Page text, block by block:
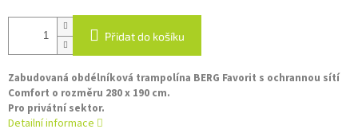
Přidat do košíku
Zabudovaná obdélníková trampolína BERG Favorit s ochrannou sítí
Comfort o rozměru 280 x 190 cm.
Pro privátní sektor.
Detailní informace